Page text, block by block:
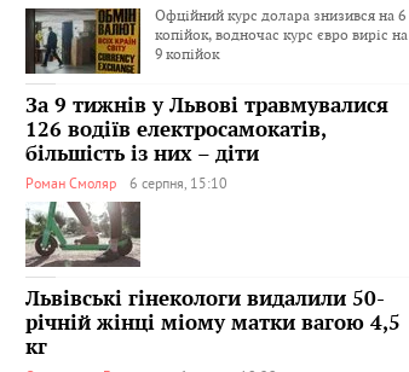
Офційний курс долара знизився на 6
копійок, водночас курс євро виріс на
9 копійок
За 9 тижнів у Львові травмувалися
126 водіїв електросамокатів,
більшість із них – діти
Роман Смоляр 6 серпня, 15:10
Львівські гінекологи видалили 50-
річній жінці міому матки вагою 4,5
кг